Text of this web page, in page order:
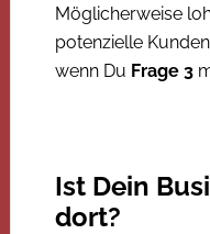
Möglicherweise
potenzielle
wenn Du Frage 3
Ist Dein
dort?